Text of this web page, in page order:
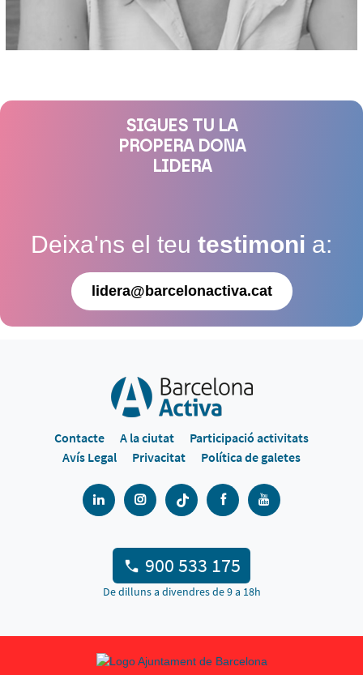
SIGUES TU LA
PROPERA DONA
LIDERA
Deixa'ns el teu testimoni a:
lidera@barcelonactiva.cat
Contacte A la ciutat
Participació activitats
Avís Legal
Privacitat Política de galetes
900 533 175
De dilluns a divendres de 9 a 18h